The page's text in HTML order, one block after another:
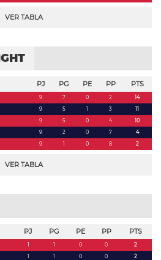
VER TABLA
PJ PG PE PP PTS
9 7 0 2
14
9 5 1 3
11
9 5 0 4
10
9 2 0 7
4
9 1 0 8 2
VER TABLA
PJ PG PE PP PTS
1 1 0 0
2
1 1 0 0
2